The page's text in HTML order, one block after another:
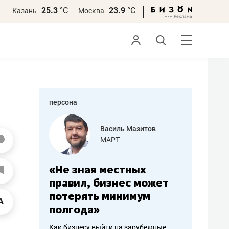
Казань 25.3 °С Москва 23.9 °С
персона
работа
Василь Мазитов
МАРТ
«Не зная местных
правил, бизнес может
потерять минимум
полгода»